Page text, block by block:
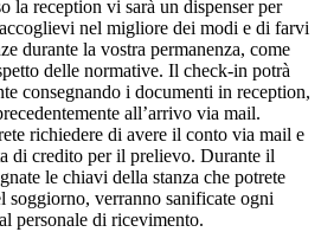
la reception vi sarà un dispenser per
nel migliore dei modi e di farvi
durante la vostra permanenza, come
delle normative. Il check-in potrà
consegnando i documenti in reception,
all’arrivo via mail.
richiedere di avere il conto via mail e
di credito per il prelievo. Durante il
le chiavi della stanza che potrete
soggiorno, verranno sanificate ogni
personale di ricevimento.